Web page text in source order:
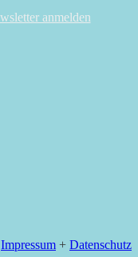
Impressum + Datenschutz